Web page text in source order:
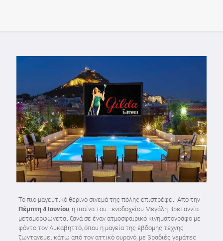
Το πιο μαγευτικό θερινό σινεμά της πόλης επιστρέφει! Από την
Πέμπτη 4 Ιουνίου, η πισίνα του Ξενοδοχείου Μεγάλη Βρεταννία
μεταμορφώνεται ξανά σε έναν ατμοσφαιρικό κινηματογράφο με
φόντο τον Λυκαβηττό, όπου η μαγεία της έβδομης τέχνης
ζωντανεύει κάτω από τον αττικό ουρανό, με βραδιές γεμάτες